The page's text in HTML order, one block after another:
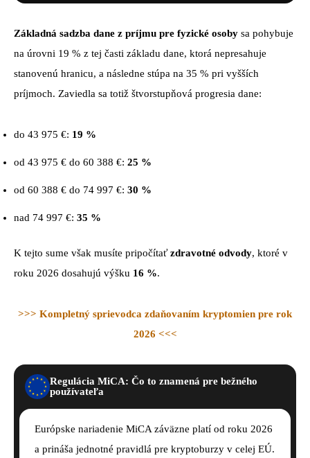
Základná sadzba dane z príjmu pre fyzické osoby sa pohybuje
na úrovni 19 % z tej časti základu dane, ktorá nepresahuje
stanovenú hranicu, a následne stúpa na 35 % pri vyšších
príjmoch. Zaviedla sa totiž štvorstupňová progresia dane:
do 43 975 €: 19 %
od 43 975 € do 60 388 €: 25 %
od 60 388 € do 74 997 €: 30 %
nad 74 997 €: 35 %
K tejto sume však musíte pripočítať zdravotné odvody, ktoré v
roku 2026 dosahujú výšku 16 %.
>>> Kompletný sprievodca zdaňovaním kryptomien pre rok
2026 <<<
Regulácia MiCA: Čo to znamená pre bežného
používateľa
Európske nariadenie MiCA záväzne platí od roku 2026
a prináša jednotné pravidlá pre kryptoburzy v celej EÚ.